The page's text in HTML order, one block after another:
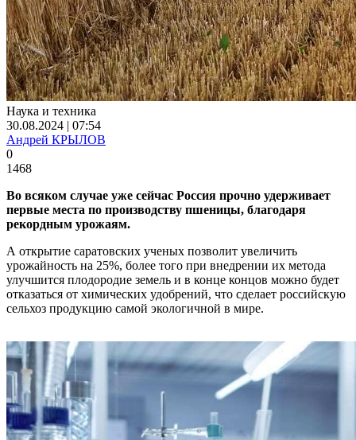
Наука и техника
30.08.2024 | 07:54
Андрей КРЫЛОВ
0
1468
Во всяком случае уже сейчас Россия прочно удерживает
первые места по производству пшеницы, благодаря
рекордным урожаям.
А открытие саратовских ученых позволит увеличить
урожайность на 25%, более того при внедрении их метода
улучшится плодородие земель и в конце концов можно будет
отказаться от химических удобрений, что сделает российскую
сельхоз продукцию самой экологичной в мире.